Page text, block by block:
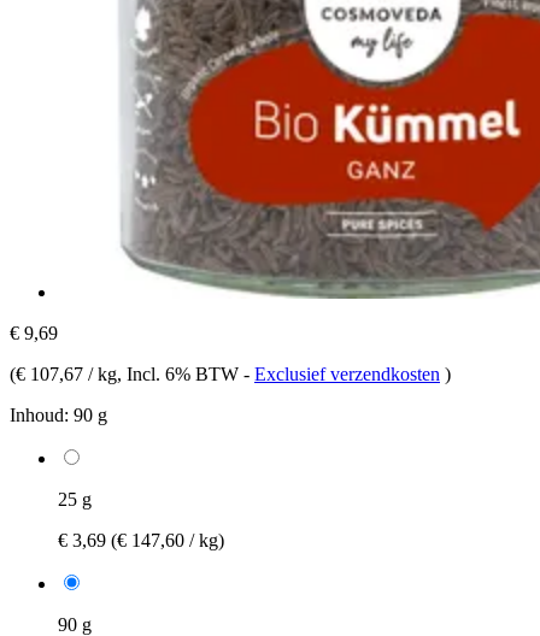
€ 9,69
(€ 107,67 / kg, Incl. 6% BTW - Exclusief verzendkosten )
Inhoud: 90 g
25 g
€ 3,69 (€ 147,60 / kg)
90 g